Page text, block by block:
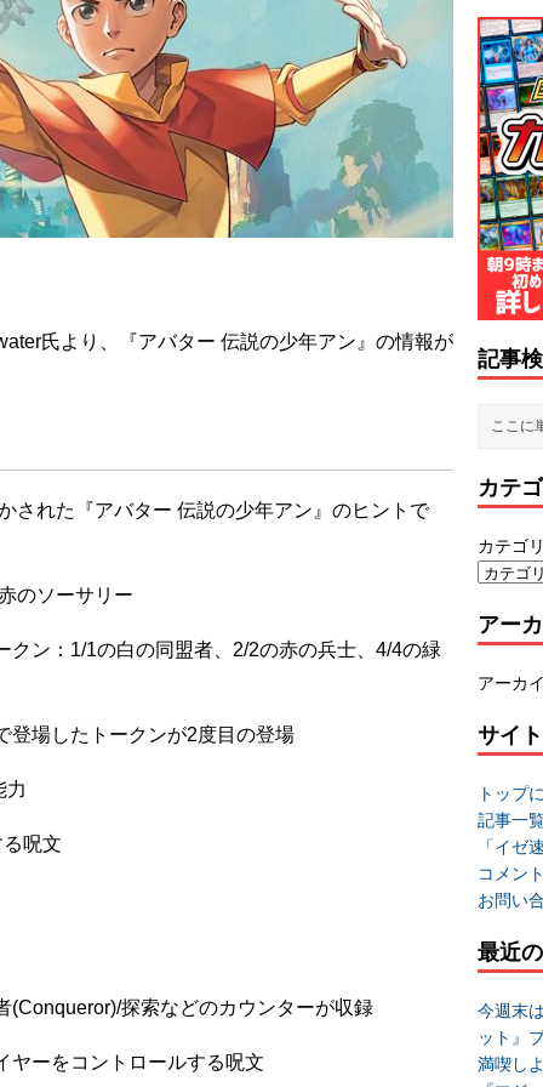
氏より、『アバター 伝説の少年アン』の情報が
された『アバター 伝説の少年アン』のヒントで
のソーサリー
クン：1/1の白の同盟者、2/2の赤の兵士、4/4の緑
登場したトークンが2度目の登場
力
呪文
(Conqueror)/探索などのカウンターが収録
ヤーをコントロールする呪文
記事
カテ
カテゴ
アー
アーカ
サイ
トップ
記事一
「イゼ
コメン
お問い
最近
今週末
ット』
満喫し